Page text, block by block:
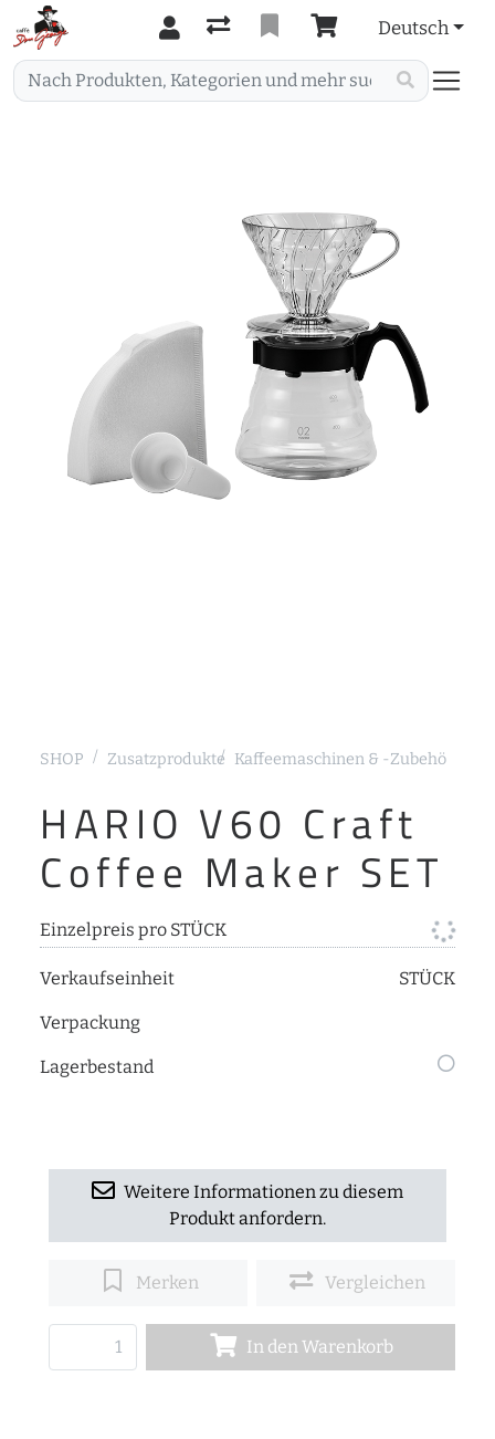
Deutsch
SHOP Zusatzprodukte Kaffeemaschinen & -Zubehör
HARIO V60 Craft
Coffee Maker SET
Einzelpreis pro STÜCK
Verkaufseinheit STÜCK
Verpackung
Lagerbestand
Weitere Informationen zu diesem
Produkt anfordern.
Merken Vergleichen
In den Warenkorb